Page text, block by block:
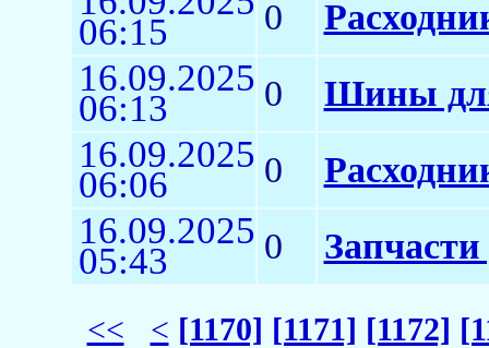
06:15 0
16.09.2025
06:13 0 Шины
16.09.2025
06:06 0
16.09.2025
05:43 0
<< < [1170] [1171] [1172]